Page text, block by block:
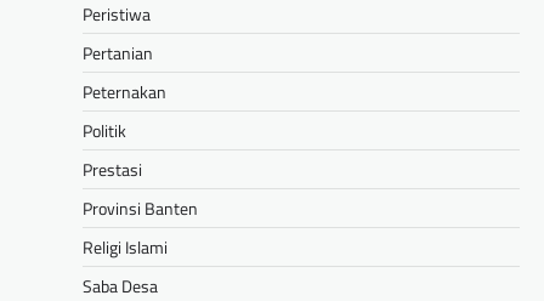
Peristiwa
Pertanian
Peternakan
Politik
Prestasi
Provinsi Banten
Religi Islami
Saba Desa